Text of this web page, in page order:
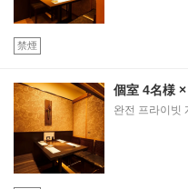
禁煙
個室 4名様
완전 프라이빗